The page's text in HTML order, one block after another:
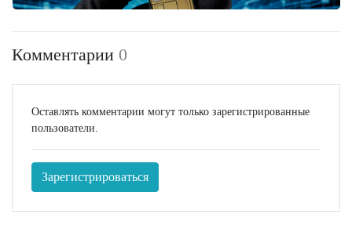
Комментарии 0
Оставлять комментарии могут только зарегистрированные
пользователи.
Зарегистрироваться